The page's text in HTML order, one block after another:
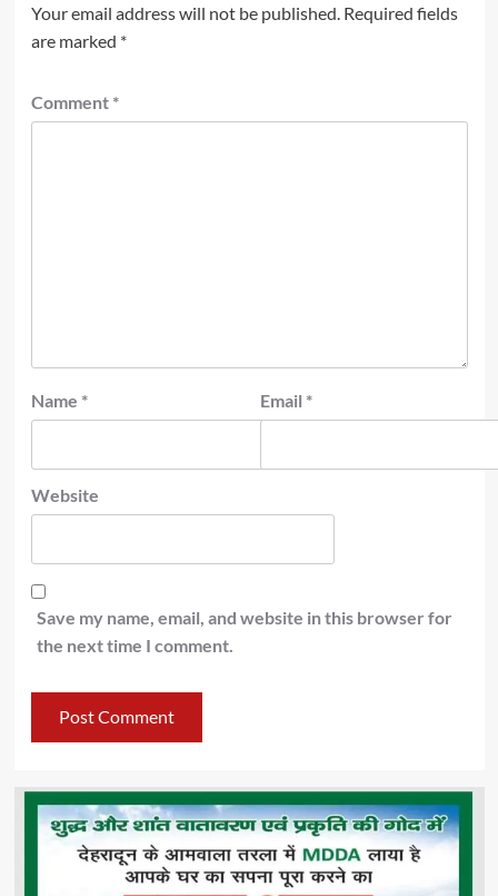
Your email address will not be published. Required fields
are marked *
Comment *
Name * Email *
Website
Save my name, email, and website in this browser for
the next time I comment.